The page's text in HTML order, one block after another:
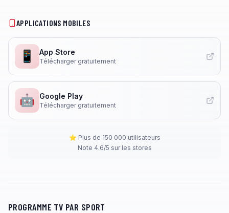
APPLICATIONS MOBILES
📱 App Store
Télécharger gratuitement
🤖 Google Play
Télécharger gratuitement
⭐ Plus de 150 000 utilisateurs
Note 4.6/5 sur les stores
PROGRAMME TV PAR SPORT